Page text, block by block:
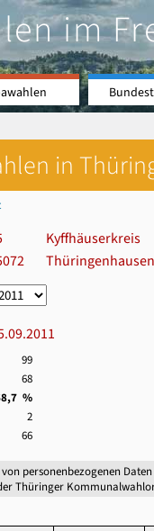
im
in
Kyffhäuserkreis
Thüringenhausen
99
68
%
2
66
personenbezogenen
Thüringer